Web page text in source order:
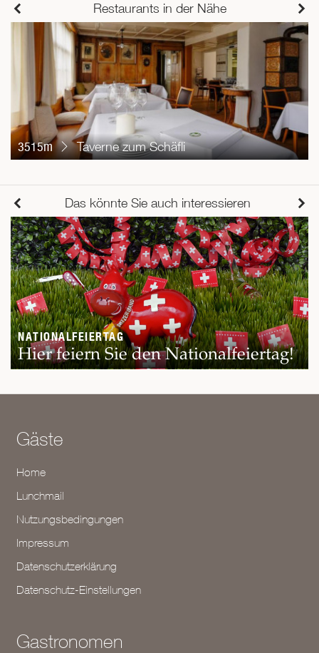
Restaurants in der Nähe
3515m Taverne zum Schäfli
Das könnte Sie auch interessieren
NATIONALFEIERTAG
Hier feiern Sie den Nationalfeiertag!
Gäste
Home
Lunchmail
Nutzungsbedingungen
Impressum
Datenschutzerklärung
Datenschutz-Einstellungen
Gastronomen